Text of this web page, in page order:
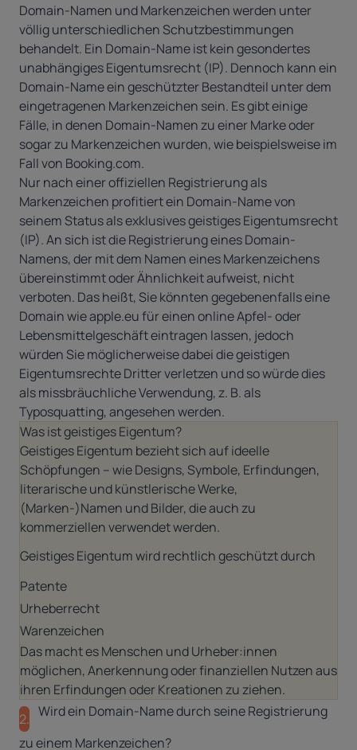
Domain-Namen und Markenzeichen werden unter
völlig unterschiedlichen Schutzbestimmungen
behandelt. Ein Domain-Name ist kein gesondertes
unabhängiges Eigentumsrecht (IP). Dennoch kann ein
Domain-Name ein geschützter Bestandteil unter dem
eingetragenen Markenzeichen sein. Es gibt einige
Fälle, in denen Domain-Namen zu einer Marke oder
sogar zu Markenzeichen wurden, wie beispielsweise im
Fall von Booking.com.
Nur nach einer offiziellen Registrierung als
Markenzeichen profitiert ein Domain-Name von
seinem Status als exklusives geistiges Eigentumsrecht
(IP). An sich ist die Registrierung eines Domain-
Namens, der mit dem Namen eines Markenzeichens
übereinstimmt oder Ähnlichkeit aufweist, nicht
verboten. Das heißt, Sie könnten gegebenenfalls eine
Domain wie apple.eu für einen online Apfel- oder
Lebensmittelgeschäft eintragen lassen, jedoch
würden Sie möglicherweise dabei die geistigen
Eigentumsrechte Dritter verletzen und so würde dies
als missbräuchliche Verwendung, z. B. als
Typosquatting, angesehen werden.
Was ist geistiges Eigentum?
Geistiges Eigentum bezieht sich auf ideelle
Schöpfungen – wie Designs, Symbole, Erfindungen,
literarische und künstlerische Werke,
(Marken-)Namen und Bilder, die auch zu
kommerziellen verwendet werden.
Geistiges Eigentum wird rechtlich geschützt durch
Patente
Urheberrecht
Warenzeichen
Das macht es Menschen und Urheber:innen
möglichen, Anerkennung oder finanziellen Nutzen aus
ihren Erfindungen oder Kreationen zu ziehen.
2. Wird ein Domain-Name durch seine Registrierung
zu einem Markenzeichen?